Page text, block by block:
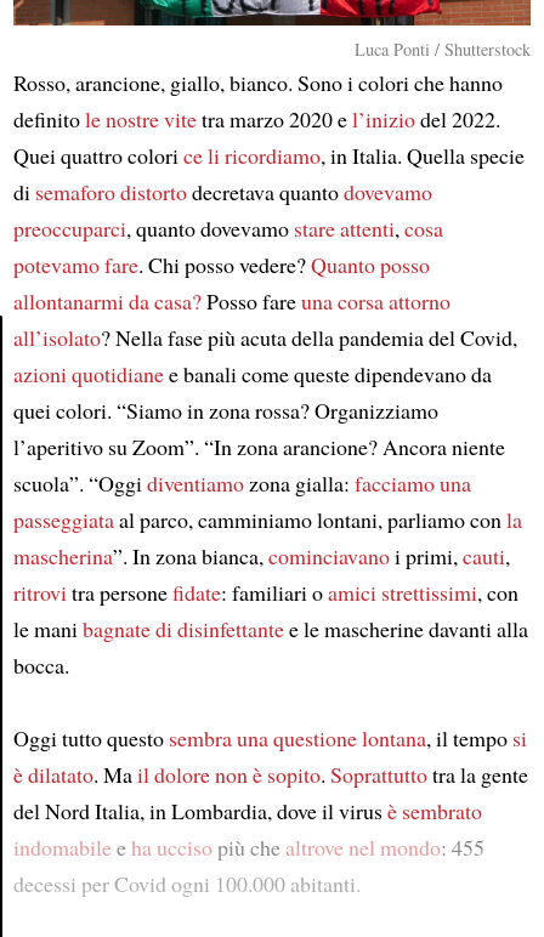
Article
Luca Ponti / Shutterstock
Rosso, arancione, giallo, bianco. Sono i colori che hanno
definitole nostre vitetra marzo 2020 el’iniziodel 2022.
Quei quattro colorice li ricordiamo, in Italia. Quella specie
di semaforo distortodecretava quantodovevamo
preoccuparci, quanto dovevamo stare attenti,cosa
potevamo fare. Chi posso vedere?Quanto posso
allontanarmi da casa?Posso fareuna corsaattorno
all’isolato? Nella fase più acuta della pandemia del Covid,
azioniquotidianee banali come queste dipendevano da
quei colori. “Siamo in zona rossa? Organizziamo
l’aperitivo su Zoom”. “In zona arancione? Ancora niente
scuola”. “Oggidiventiamozona gialla: facciamo una
passeggiataal parco, camminiamo lontani, parliamo conla
mascherina”. In zona bianca,cominciavanoi primi,cauti,
ritrovitra personefidate: familiari oamici strettissimi, con
le manibagnate di disinfettantee le mascherine davanti alla
bocca.
Oggi tutto questo sembra una questione lontana, il tempo si
è dilatato. Mail dolorenon è sopito. Soprattuttotra la gente
del Nord Italia, in Lombardia, dove il virusè sembrato
indomabileeha uccisopiù chealtrove nel mondo: 455
decessi per Covid ogni 100.000 abitanti.